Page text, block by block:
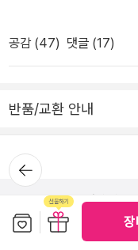
장
가 있어요. 오후에 점심
았고, 피겨스케이팅 갈라
를 비우고 돌아왔더니, 채
보니, 사람마다 좋아하는
렸으면 하는 눈치였어요.
이 더 많았고, 아빠는 조
싶어하긴 하셨어요. 요
가 많이 나오고 있습니다
공감 (47) 댓글 (17)
반품/교환 안내
뒤로가
기
로그인 전체 메뉴
(주)